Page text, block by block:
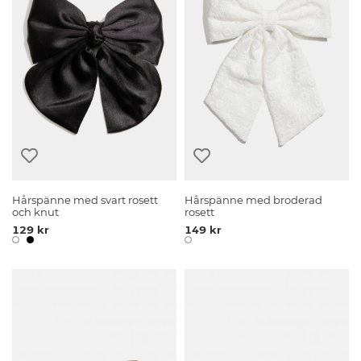
Hårspänne med svart rosett
och knut
129 kr
Hårspänne med broderad
rosett
149 kr